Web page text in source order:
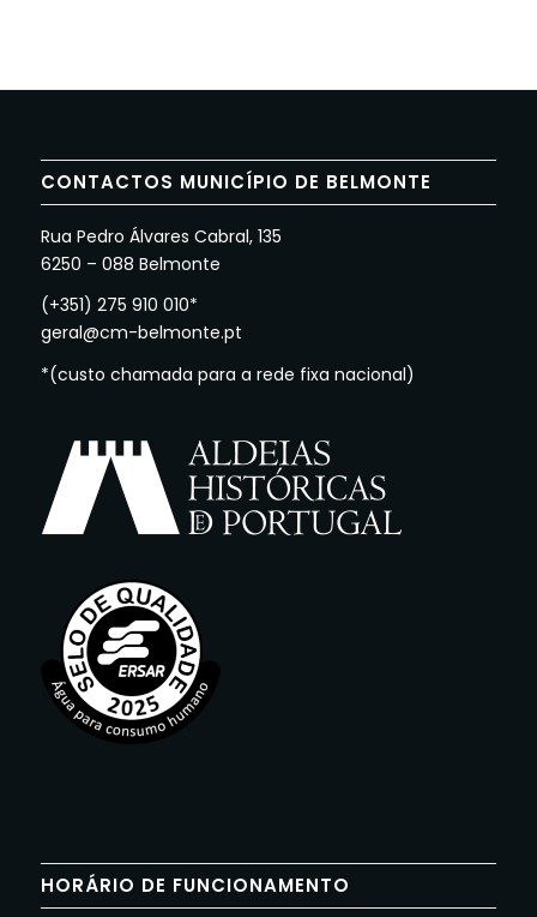
CONTACTOS MUNICÍPIO DE BELMONTE
Rua Pedro Álvares Cabral, 135
6250 – 088 Belmonte
(+351) 275 910 010*
geral@cm-belmonte.pt
*(custo chamada para a rede fixa nacional)
HORÁRIO DE FUNCIONAMENTO